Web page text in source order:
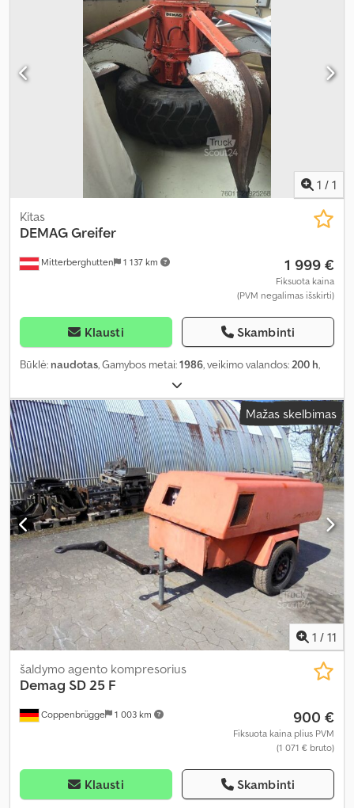
1 / 1
Mitterberghutten 1 137 km
Kitas
DEMAGGreifer
1 999 €
Fiksuota kaina
(PVM negalimas išskirti)
Klausti Skambinti
Būklė: naudotas, Gamybos metai:1986, veikimo valandos:200 h,
Mažas skelbimas
1 / 11
Coppenbrügge 1 003 km
šaldymo agento kompresorius
Demag SD 25 F
900 €
Fiksuota kaina plius PVM
(1 071 € bruto)
Klausti Skambinti